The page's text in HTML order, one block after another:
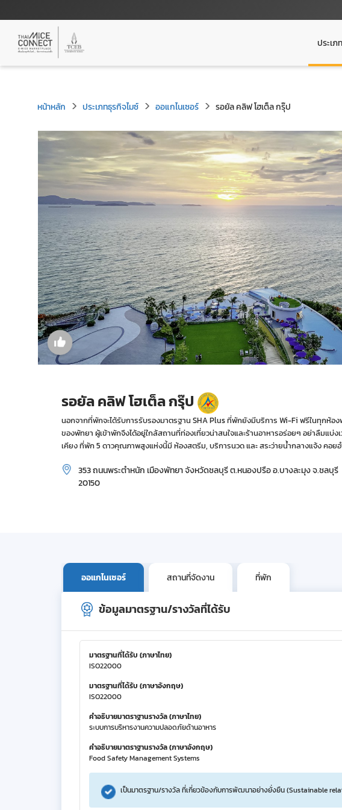
ประเภ
หน้าหลัก ประเภทธุรกิจไมซ์ ออแกไนเซอร์ รอยัล คลิฟ โฮเต็ล กรุ๊ป
รอยัล คลิฟ โฮเต็ล กรุ๊ป
นอกจากที่พักจะได้รับการรับรองมาตรฐาน SHA Plus ที่พักยังมีบริการ Wi-Fi ฟรีในทุกห้อ
ของพัทยา ผู้เข้าพักจึงได้อยู่ใกล้สถานที่ท่องเที่ยวน่าสนใจและร้านอาหารอร่อยๆ อย่าลืมแบ่
เคียง ที่พัก 5 ดาวคุณภาพสูงแห่งนี้มี ห้องสตรีม, บริการนวด และ สระว่ายน้ำกลางแจ้ง คอย
353 ถนนพระตำหนัก เมืองพัทยา จังหวัดชลบุรี ต.หนองปรือ อ.บางละมุง จ.ชลบุรี
20150
ออแกไนเซอร์ สถานที่จัดงาน ที่พัก
ข้อมูลมาตรฐาน/รางวัลที่ได้รับ
มาตรฐานที่ได้รับ (ภาษาไทย)
ISO22000
มาตรฐานที่ได้รับ (ภาษาอังกฤษ)
ISO22000
คำอธิบายมาตราฐานรางวัล (ภาษาไทย)
ระบบการบริหารงานความปลอดภัยด้านอาหาร
คำอธิบายมาตราฐานรางวัล (ภาษาอังกฤษ)
Food Safety Management Systems
เป็นมาตรฐาน/รางวัล ที่เกี่ยวข้องกับการพัฒนาอย่างยั่งยืน (Sustainable